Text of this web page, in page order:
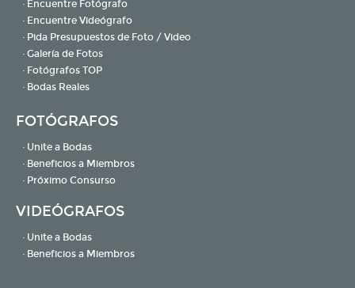
· Encuentre Fotógrafo
· Encuentre Videógrafo
· Pida Presupuestos de Foto / Video
· Galería de Fotos
· Fotógrafos TOP
· Bodas Reales
FOTÓGRAFOS
· Unite a Bodas
· Beneficios a Miembros
· Próximo Consurso
VIDEÓGRAFOS
· Unite a Bodas
· Beneficios a Miembros